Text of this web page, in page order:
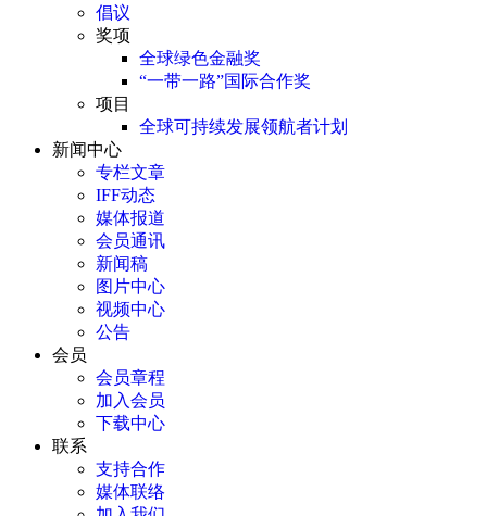
倡议
奖项
全球绿色金融奖
“一带一路”国际合作奖
项目
全球可持续发展领航者计划
新闻中心
专栏文章
IFF动态
媒体报道
会员通讯
新闻稿
图片中心
视频中心
公告
会员
会员章程
加入会员
下载中心
联系
支持合作
媒体联络